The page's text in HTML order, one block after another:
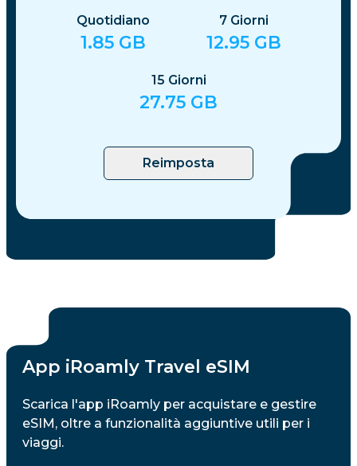
Quotidiano
1.85 GB
7 Giorni
12.95 GB
15 Giorni
27.75 GB
Reimposta
App iRoamly Travel eSIM
Scarica l'app iRoamly per acquistare e gestire
eSIM, oltre a funzionalità aggiuntive utili per i
viaggi.